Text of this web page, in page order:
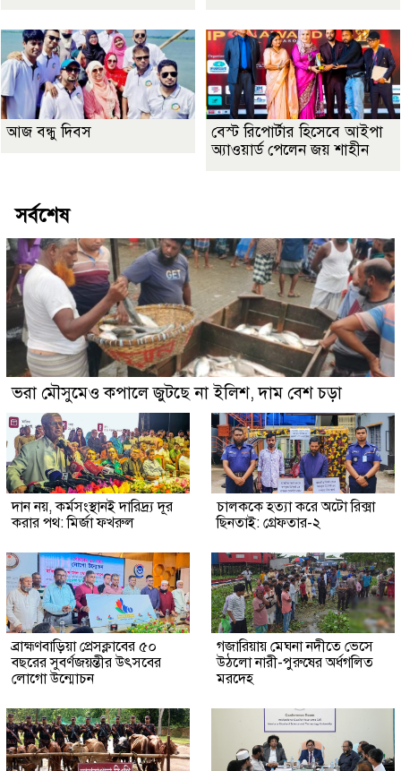
আজ বন্ধু দিবস
বেস্ট রিপোর্টার হিসেবে আইপা
অ্যাওয়ার্ড পেলেন জয় শাহীন
সর্বশেষ
ভরা মৌসুমেও কপালে জুটছে না ইলিশ, দাম বেশ চড়া
দান নয়, কর্মসংস্থানই দারিদ্র্য দূর
করার পথ: মির্জা ফখরুল
চালককে হত্যা করে অটো রিক্সা
ছিনতাই: গ্রেফতার-২
ব্রাহ্মণবাড়িয়া প্রেসক্লাবের ৫০
বছরের সুবর্ণজয়ন্তীর উৎসবের
লোগো উন্মোচন
গজারিয়ায় মেঘনা নদীতে ভেসে
উঠলো নারী-পুরুষের অর্ধগলিত
মরদেহ